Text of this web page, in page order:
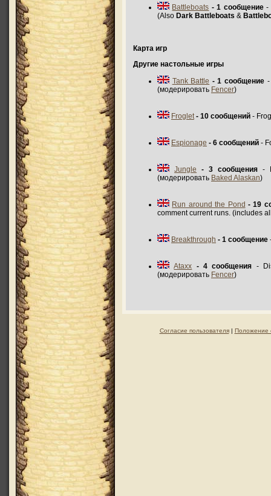
Battleboats - 1 сообщение-
(Also Dark Battleboats &
Карта игр
Другие настольные игры
Tank Battle - 1 сообщение
(модерировать Fencer)
Froglet - 10 сообщений -
Espionage - 6 сообщений -
Jungle - 3 сообщения -
(модерировать Baked Alaskan)
Run around the Pond - 19
comment current runs. (includes
Breakthrough - 1 сообщение
Ataxx - 4 сообщения -
(модерировать Fencer)
Согласие пользователя| Положение